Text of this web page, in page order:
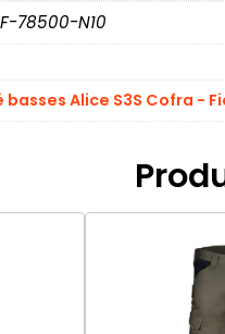
78500-N10
Alice S3S Cofra -